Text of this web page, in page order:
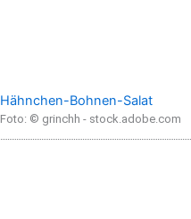
Hähnchen-Bohnen-Salat
Foto: © grinchh - stock.adobe.com